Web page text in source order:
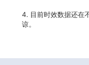
4. 目前时效数据还在
谅。